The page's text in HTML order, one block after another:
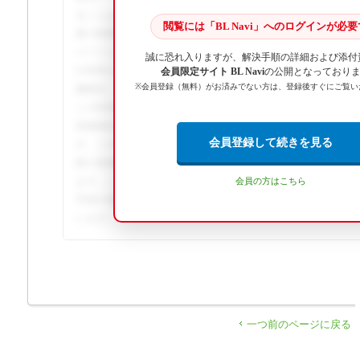
ることがあります。「この行程は補強バージョンアップ前
新の情報（道路）での再検索をお願い致します。～」2021
バージョン8.0から、定期的に道路地点の情報が見直され
の回答の続きを閲覧するには、BL Naviへのログインが必
像解説、関連資料のダウンロードは会員専用コンテンツと
画像解説、関連資料のダウンロードは会員専用コンテン
す。この回答の続きを閲覧するには、BL Naviへのログイ
順や画像解説、関連資料のダウンロードは会員専用コンテ
ます。この回答の続きを閲覧するには、BL Naviへのログ
います。
閲覧には「BL Navi」へのログインが必要
誠に恐れ入りますが、解決手順の詳細および添付
会員限定サイト BL Naviの公開となっており
※会員登録（無料）がお済みでない方は、登録後すぐにご覧い
会員登録して続きを見る
会員の方はこちら
一つ前のページに戻る